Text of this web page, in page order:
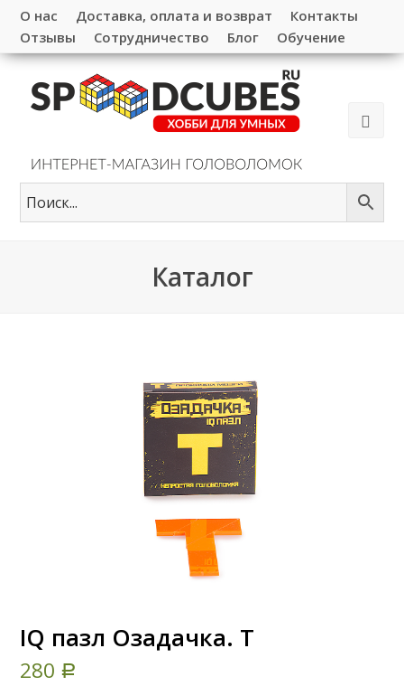
О нас Доставка, оплата и возврат
Контакты
Отзывы
Сотрудничество Блог Обучение
Каталог
IQ пазл Озадачка. Т
280 Р